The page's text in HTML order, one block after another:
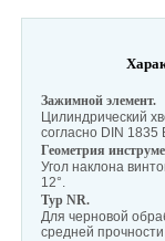
Зажимной элемент.
Цилиндрический
согласно DIN 1835
Геометрия
Угол наклона
12°.
Typ NR.
Для черновой
средней